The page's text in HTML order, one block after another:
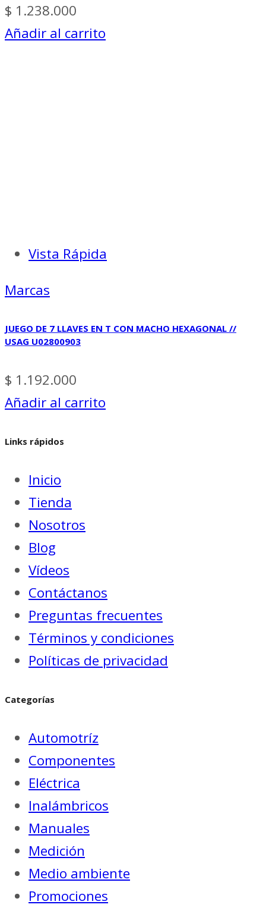
$ 1.238.000
Añadir al carrito
Vista Rápida
Marcas
JUEGO DE 7 LLAVES EN T CON MACHO HEXAGONAL //
USAG U02800903
$ 1.192.000
Añadir al carrito
Links rápidos
Inicio
Tienda
Nosotros
Blog
Vídeos
Contáctanos
Preguntas frecuentes
Términos y condiciones
Políticas de privacidad
Categorías
Automotríz
Componentes
Eléctrica
Inalámbricos
Manuales
Medición
Medio ambiente
Promociones